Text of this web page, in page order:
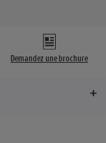
Demandez une brochure